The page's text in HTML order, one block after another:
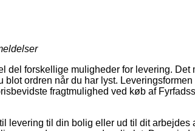
del forskellige muligheder for levering. Det
blot ordren når du har lyst.
fragtmulighed ved køb af
levering til din bolig eller ud til dit arbejdes